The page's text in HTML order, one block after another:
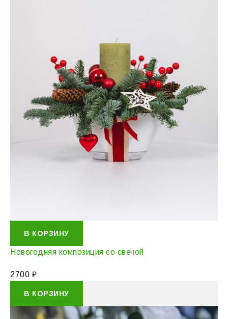
В КОРЗИНУ
Новогодняя композиция со свечой
2700 ₽
В КОРЗИНУ